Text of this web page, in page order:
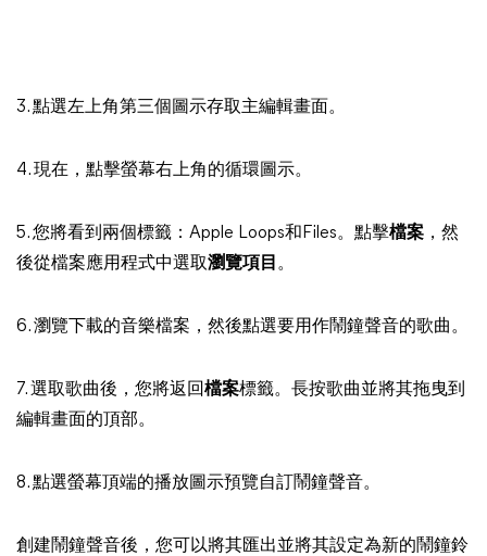
3. 點選左上角第三個圖示存取主編輯畫面。
4. 現在，點擊螢幕右上角的循環圖示。
5. 您將看到兩個標籤：Apple Loops和Files。點擊檔案 ，然
後從檔案應用程式中選取瀏覽項目 。
6. 瀏覽下載的音樂檔案，然後點選要用作鬧鐘聲音的歌曲。
7. 選取歌曲後，您將返回檔案標籤。長按歌曲並將其拖曳到
編輯畫面的頂部。
8. 點選螢幕頂端的播放圖示預覽自訂鬧鐘聲音。
創建鬧鐘聲音後，您可以將其匯出並將其設定為新的鬧鐘鈴